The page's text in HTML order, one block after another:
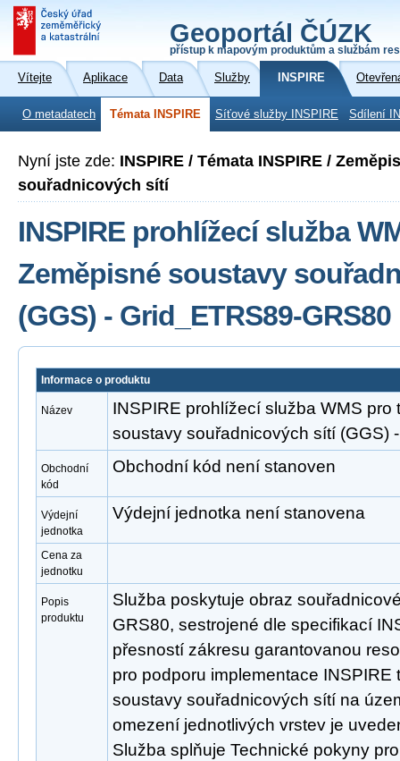
Geoportál ČÚZK
přístup k mapovým produktům a službám
Vítejte Aplikace Data Služby INSPIRE
O metadatech Témata INSPIRE Síťové služby INSPIRE Sdílení
Nyní jste zde: INSPIRE / Témata INSPIRE /
souřadnicových sítí
INSPIRE prohlížecí služba
Zeměpisné soustavy
(GGS) - Grid_ETRS89-GRS80
Informace o produktu
Název
INSPIRE prohlížecí služba WMS pro
soustavy souřadnicových sítí (GGS)
Obchodní
kód
Obchodní kód není stanoven
Výdejní
jednotka
Výdejní jednotka není stanovena
Cena za
jednotku
Popis
produktu
Služba poskytuje obraz
GRS80, sestrojené dle specifikací
přesností zákresu garantovanou
pro podporu implementace INSPIRE
soustavy souřadnicových sítí na
omezení jednotlivých vrstev je
Služba splňuje Technické pokyny